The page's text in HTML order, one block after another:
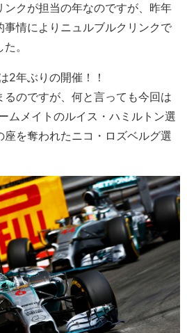
クが担当の年なのですが、昨年
事情によりニュルブルクリンクで
。
2年ぶりの開催！！
のですが、何と言っても今回は
ムメイトのルイス・ハミルトン選
を奪われたニコ・ロズベルグ選